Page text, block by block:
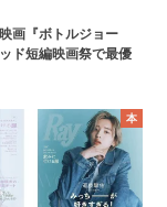
画『ボトルジョー
ド短編映画祭で最優
本